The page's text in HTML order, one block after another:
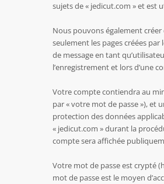
sujets de « jedicut.com » et est
Nous pouvons également
seulement les pages créées
de message en tant
l’enregistrement et lors d’une
Votre compte contiendra au
par « votre mot de passe »), et
protection des données
« jedicut.com » durant la
compte sera affichée
Votre mot de passe est crypté
mot de passe est le moyen